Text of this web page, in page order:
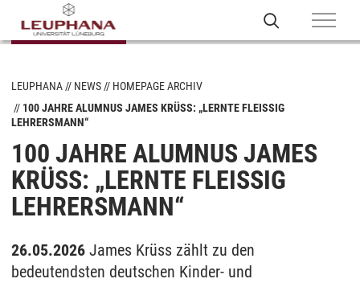
LEUPHANA NEWS
HOMEPAGE ARCHIV
100 JAHRE ALUMNUS JAMES KRÜSS: „LERNTE FLEISSIG L
EHRERSMANN“
100 JAHRE ALUMNUS JAMES
KRÜSS: „LERNTE FLEISSIG L
EHRERSMANN“
26.05.2026 James Krüss zählt zu den
bedeutendsten deutschen Kinder- und